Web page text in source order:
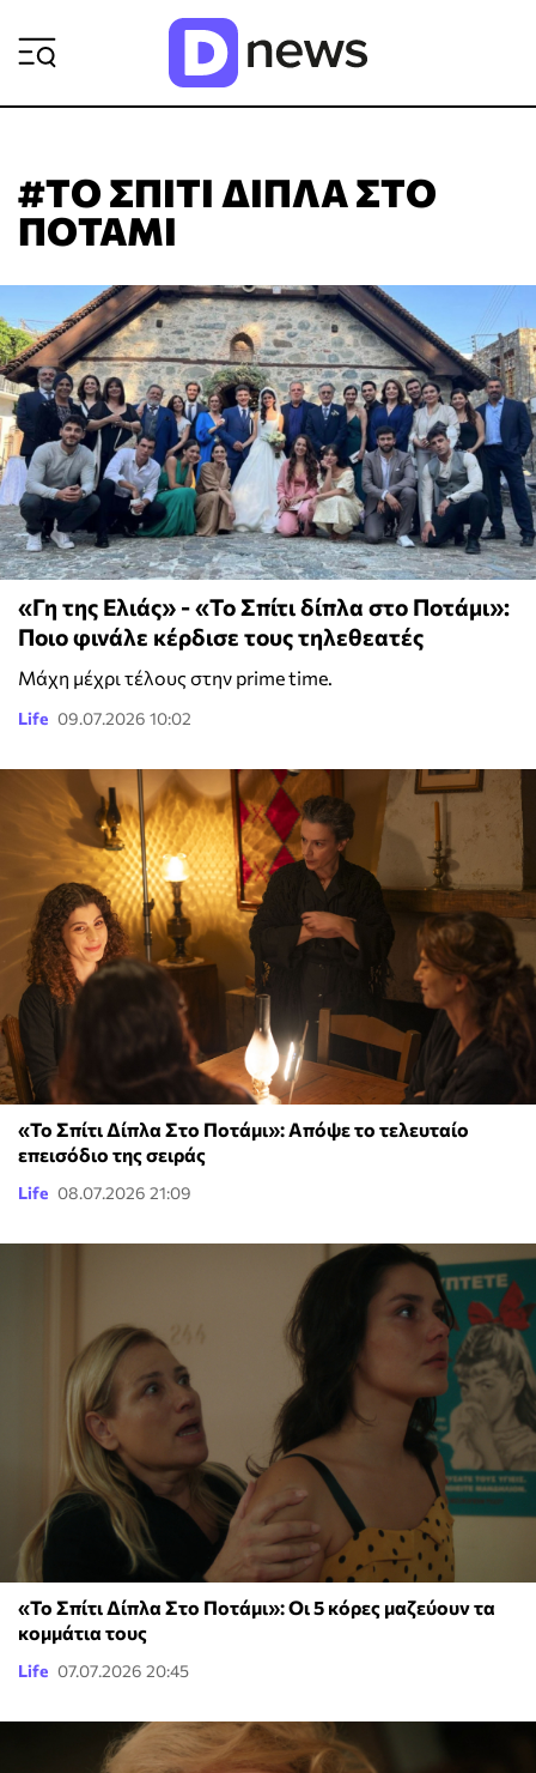
#ΤΟ ΣΠΙΤΙ ΔΙΠΛΑ ΣΤΟ
ΠΟΤΑΜΙ
«Γη της Ελιάς» - «Το Σπίτι δίπλα στο Ποτάμι»:
Ποιο φινάλε κέρδισε τους τηλεθεατές
Μάχη μέχρι τέλους στην prime time.
Life 09.07.2026 10:02
«Το Σπίτι Δίπλα Στο Ποτάμι»: Απόψε το τελευταίο
επεισόδιο της σειράς
Life 08.07.2026 21:09
«Το Σπίτι Δίπλα Στο Ποτάμι»: Οι 5 κόρες μαζεύουν τα
κομμάτια τους
Life 07.07.2026 20:45